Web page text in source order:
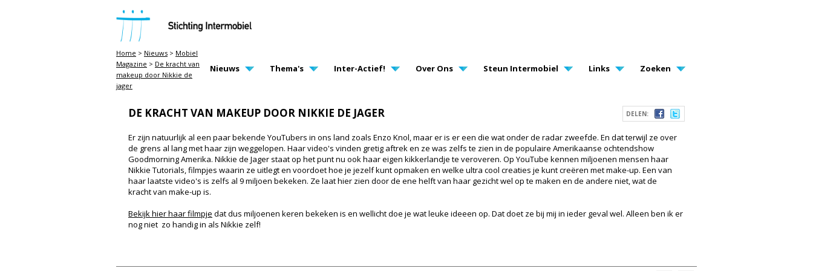
STICHTING INTERMOBIEL
MAIN PAGE NAVIGATION
Nieuws Thema's Inter-Actief! Over Ons Steun Intermobiel Links Zoeken
Home > Nieuws > Mobiel
Magazine > De kracht van
makeup door Nikkie de
jager
DELEN:
DE KRACHT VAN MAKEUP DOOR NIKKIE DE JAGER
Er zijn natuurlijk al een paar bekende YouTubers in ons land zoals Enzo Knol, maar er is er een die wat onder de radar zweefde. En dat terwijl ze over
de grens al lang met haar zijn weggelopen. Haar video's vinden gretig aftrek en ze was zelfs te zien in de populaire Amerikaanse ochtendshow
Goodmorning Amerika. Nikkie de Jager staat op het punt nu ook haar eigen kikkerlandje te veroveren. Op YouTube kennen miljoenen mensen haar
Nikkie Tutorials, filmpjes waarin ze uitlegt en voordoet hoe je jezelf kunt opmaken en welke ultra cool creaties je kunt creëren met make-up. Een van
haar laatste video's is zelfs al 9 miljoen bekeken. Ze laat hier zien door de ene helft van haar gezicht wel op te maken en de andere niet, wat de
kracht van make-up is.
Bekijk hier haar filmpje dat dus miljoenen keren bekeken is en wellicht doe je wat leuke ideeen op. Dat doet ze bij mij in ieder geval wel. Alleen ben ik er
nog niet zo handig in als Nikkie zelf!